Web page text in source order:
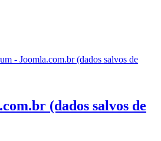
- Joomla.com.br (dados salvos de
(dados salvos de